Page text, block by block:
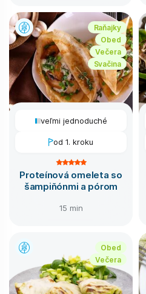
Raňajky
Obed
Večera
Svačina
veľmi jednoduché
od 1. kroku
Proteínová omeleta so
šampiňónmi a pórom
15 min
Obed
Večera